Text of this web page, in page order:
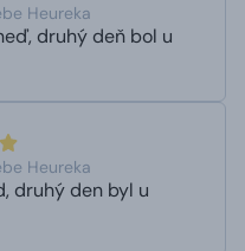
Heureka
druhý deň bol u
Heureka
druhý den byl u